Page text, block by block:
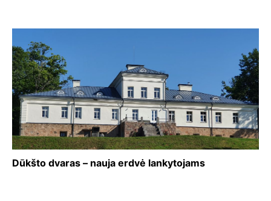
Dūkšto dvaras – nauja erdvė lankytojams